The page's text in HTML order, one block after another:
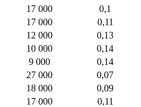
17 000
0,1
17 000
0,11
12 000
0,13
10 000
0,14
9 000
0,14
27 000
0,07
18 000
0,09
17 000
0,11